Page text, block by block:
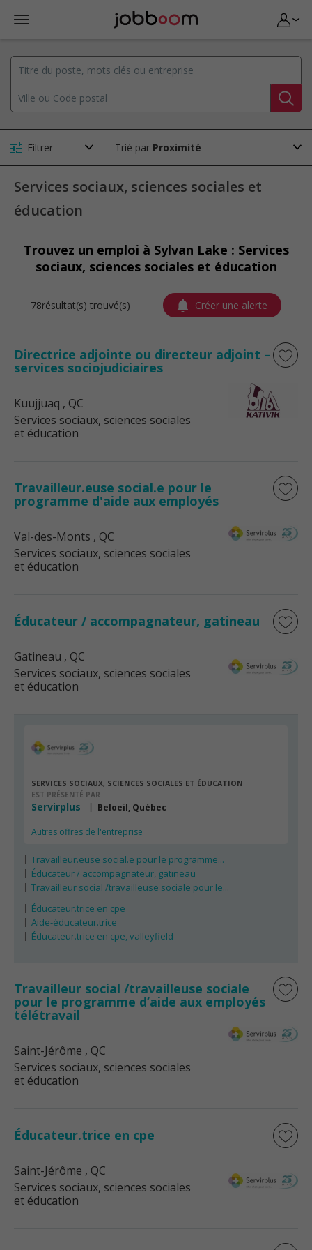
Filtrer Trié par
Services sociaux, sciences sociales et
éducation
Trouvez un emploi à Sylvan Lake : Services
sociaux, sciences sociales et éducation
78résultat(s) trouvé(s) Créer une alerte
Directrice adjointe ou directeur adjoint –
services sociojudiciaires
Kuujjuaq , QC
Services sociaux, sciences sociales
et éducation
Travailleur.euse social.e pour le
programme d'aide aux employés
Val-des-Monts , QC
Services sociaux, sciences sociales
et éducation
Éducateur / accompagnateur, gatineau
Gatineau , QC
Services sociaux, sciences sociales
et éducation
SERVICES SOCIAUX, SCIENCES SOCIALES ET ÉDUCATION
EST PRÉSENTÉ PAR
Servirplus Beloeil, Québec
Autres offres de l'entreprise
Travailleur.euse social.e pour le programme...
Éducateur / accompagnateur, gatineau
Travailleur social /travailleuse sociale pour le...
Éducateur.trice en cpe
Aide-éducateur.trice
Éducateur.trice en cpe, valleyfield
Travailleur social /travailleuse sociale
pour le programme d’aide aux employés
télétravail
Saint-Jérôme , QC
Services sociaux, sciences sociales
et éducation
Éducateur.trice en cpe
Saint-Jérôme , QC
Services sociaux, sciences sociales
et éducation